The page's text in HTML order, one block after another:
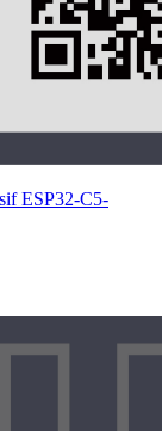
ESP32-C5-